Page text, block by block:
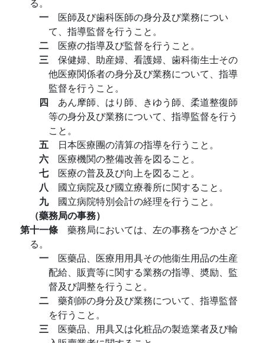
一 医師及び歯科医師の身分及び業務につい
て、指導監督を行うこと。
二 医療の指導及び監督を行うこと。
三 保健婦、助産婦、看護婦、歯科衞生士その
他医療関係者の身分及び業務について、指導
監督を行うこと。
四 あん摩師、はり師、きゆう師、柔道整復師
等の身分及び業務について、指導監督を行う
こと。
五 日本医療團の清算の指導を行うこと。
六 医療機関の整備改善を図ること。
七 医療の普及及び向上を図ること。
八 國立病院及び國立療養所に関すること。
九 國立病院特別会計の経理を行うこと。
（藥務局の事務）
第十一條 藥務局においては、左の事務をつかさど
る。
一 医藥品、医療用用具その他衞生用品の生産
配給、販賣等に関する業務の指導、奬励、監
督及び調整を行うこと。
二 藥剤師の身分及び業務について、指導監督
を行うこと。
三 医藥品、用具又は化粧品の製造業者及び輸